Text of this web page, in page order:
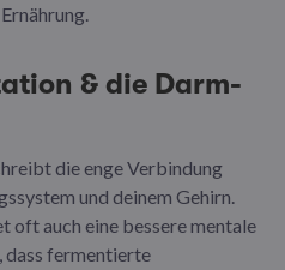
& die Darm-
die enge Verbindung
und deinem Gehirn.
oft auch eine bessere mentale
dass fermentierte